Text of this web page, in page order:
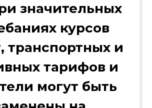
значительных
курсов
транспортных и
тарифов и
могут быть